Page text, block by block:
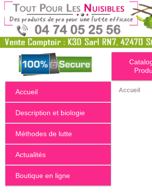
Accueil
Description et biologie
Méthodes de lutte
Actualités
Boutique en ligne
Accueil